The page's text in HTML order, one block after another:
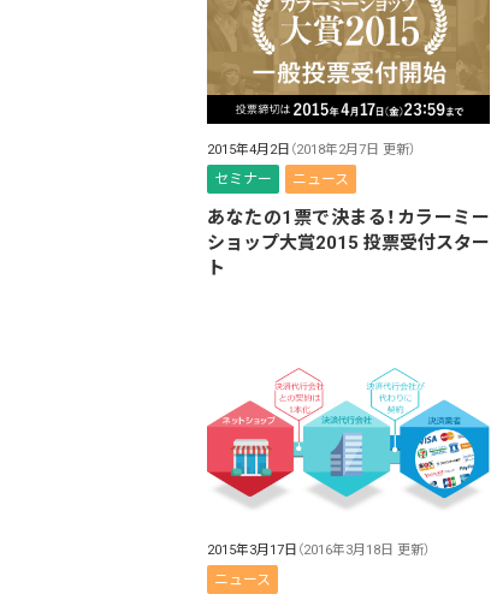
2015年4月2日 （2018年2月7日 更新）
セミナー ニュース
あなたの1票で決まる！カラーミー
ショップ大賞2015 投票受付スター
ト
2015年3月17日 （2016年3月18日 更新）
ニュース